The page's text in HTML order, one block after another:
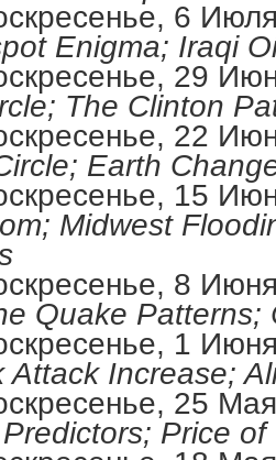
6
Enigma; Iraqi
29
The Clinton
22
Earth
15
Midwest
8
Quake Patterns;
1
Attack Increase;
25
Price of